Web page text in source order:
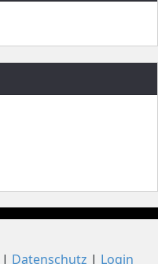
Datenschutz Login